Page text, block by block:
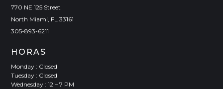
770 NE 125 Street
North Miami, FL 33161
305-893-6211
HORAS
Monday : Closed
Tuesday : Closed
Wednesday : 12 – 7 PM